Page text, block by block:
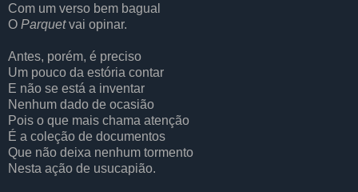
Com um verso bem bagual
O Parquetvai opinar.
Antes, porém, é preciso
Um pouco da estória contar
E não se está a inventar
Nenhum dado de ocasião
Pois o que mais chama atenção
É a coleção de documentos
Que não deixa nenhum tormento
Nesta ação de usucapião.